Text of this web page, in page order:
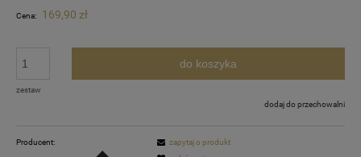
Cena: 169,90 zł
zestaw
do koszyka
dodaj do przechowalni
Producent:
zapytaj o produkt